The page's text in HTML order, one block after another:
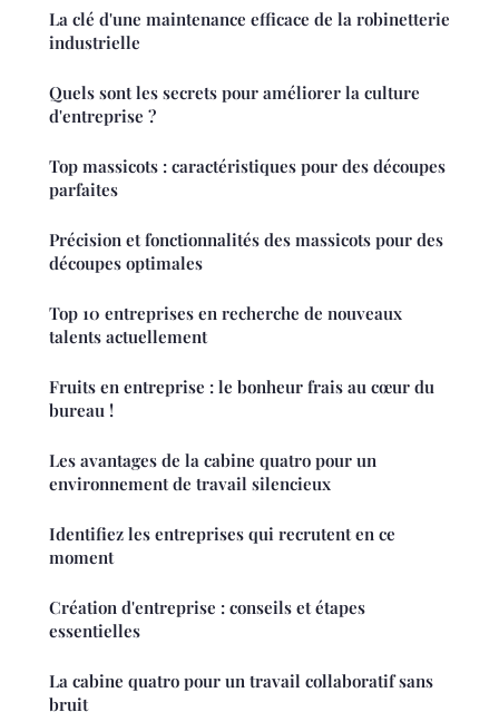
La clé d'une maintenance efficace de la robinetterie
industrielle
Quels sont les secrets pour améliorer la culture
d'entreprise ?
Top massicots : caractéristiques pour des découpes
parfaites
Précision et fonctionnalités des massicots pour des
découpes optimales
Top 10 entreprises en recherche de nouveaux
talents actuellement
Fruits en entreprise : le bonheur frais au cœur du
bureau !
Les avantages de la cabine quatro pour un
environnement de travail silencieux
Identifiez les entreprises qui recrutent en ce
moment
Création d'entreprise : conseils et étapes
essentielles
La cabine quatro pour un travail collaboratif sans
bruit